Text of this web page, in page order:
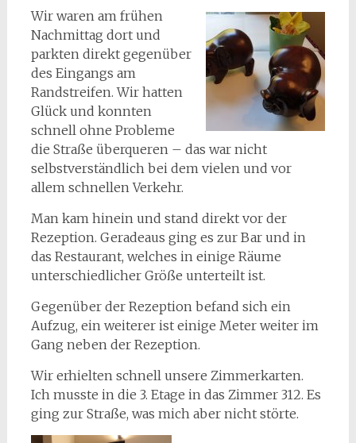
Wir waren am frühen
Nachmittag dort und
parkten direkt gegenüber
des Eingangs am
Randstreifen. Wir hatten
Glück und konnten
schnell ohne Probleme
die Straße überqueren – das war nicht
selbstverständlich bei dem vielen und vor
allem schnellen Verkehr.
Man kam hinein und stand direkt vor der
Rezeption. Geradeaus ging es zur Bar und in
das Restaurant, welches in einige Räume
unterschiedlicher Größe unterteilt ist.
Gegenüber der Rezeption befand sich ein
Aufzug, ein weiterer ist einige Meter weiter im
Gang neben der Rezeption.
Wir erhielten schnell unsere Zimmerkarten.
Ich musste in die 3. Etage in das Zimmer 312. Es
ging zur Straße, was mich aber nicht störte.